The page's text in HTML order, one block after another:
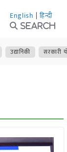
English | हिन्दी
Search
उद्यानिकी सरकारी